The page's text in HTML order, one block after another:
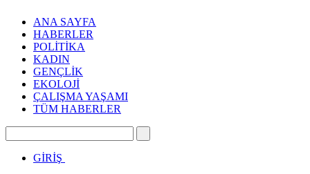
ANA SAYFA
HABERLER
POLİTİKA
KADIN
GENÇLİK
EKOLOJİ
ÇALIŞMA YAŞAMI
TÜM HABERLER
GİRİŞ